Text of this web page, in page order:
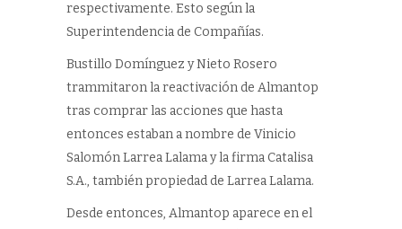
respectivamente. Esto según la
Superintendencia de Compañías.
Bustillo Domínguez y Nieto Rosero
trammitaron la reactivación de Almantop
tras comprar las acciones que hasta
entonces estaban a nombre de Vinicio
Salomón Larrea Lalama y la firma Catalisa
S.A., también propiedad de Larrea Lalama.
Desde entonces, Almantop aparece en el